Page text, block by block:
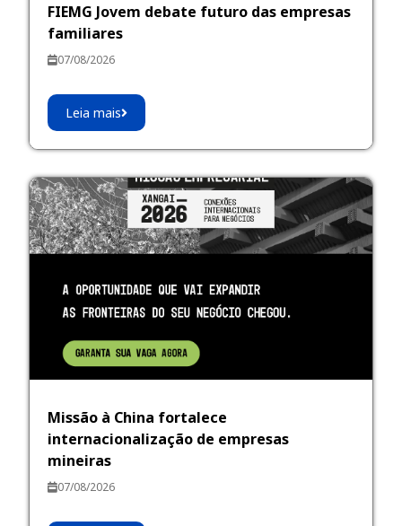
FIEMG Jovem debate futuro das empresas
familiares
07/08/2026
Leia mais
Missão à China fortalece
internacionalização de empresas
mineiras
07/08/2026